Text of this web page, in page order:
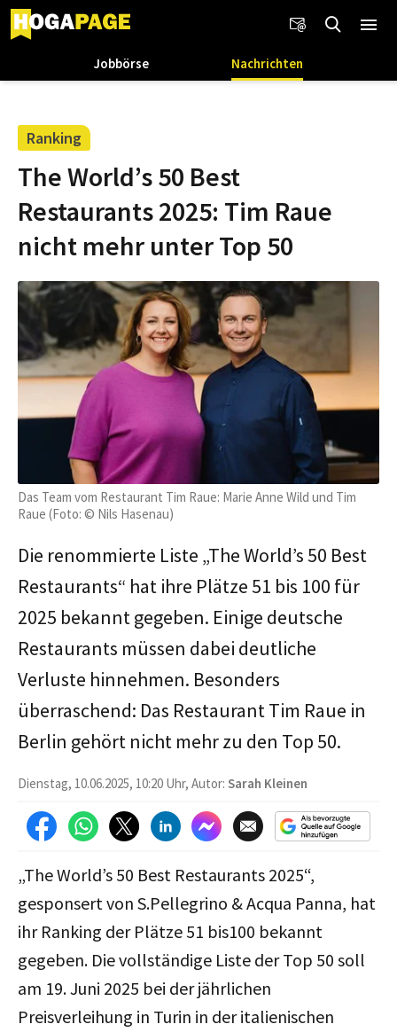
Jobbörse Nachrichten
Ranking
The World’s 50 Best
Restaurants 2025: Tim Raue
nicht mehr unter Top 50
Das Team vom Restaurant Tim Raue: Marie Anne Wild und Tim
Raue (Foto: © Nils Hasenau)
Die renommierte Liste „The World’s 50 Best
Restaurants“ hat ihre Plätze 51 bis 100 für
2025 bekannt gegeben. Einige deutsche
Restaurants müssen dabei deutliche
Verluste hinnehmen. Besonders
überraschend: Das Restaurant Tim Raue in
Berlin gehört nicht mehr zu den Top 50.
Dienstag, 10.06.2025, 10:20 Uhr, Autor: Sarah Kleinen
„The World’s 50 Best Restaurants 2025“,
gesponsert von S.Pellegrino & Acqua Panna, hat
ihr Ranking der Plätze 51 bis100 bekannt
gegeben. Die vollständige Liste der Top 50 soll
am 19. Juni 2025 bei der jährlichen
Preisverleihung in Turin in der italienischen